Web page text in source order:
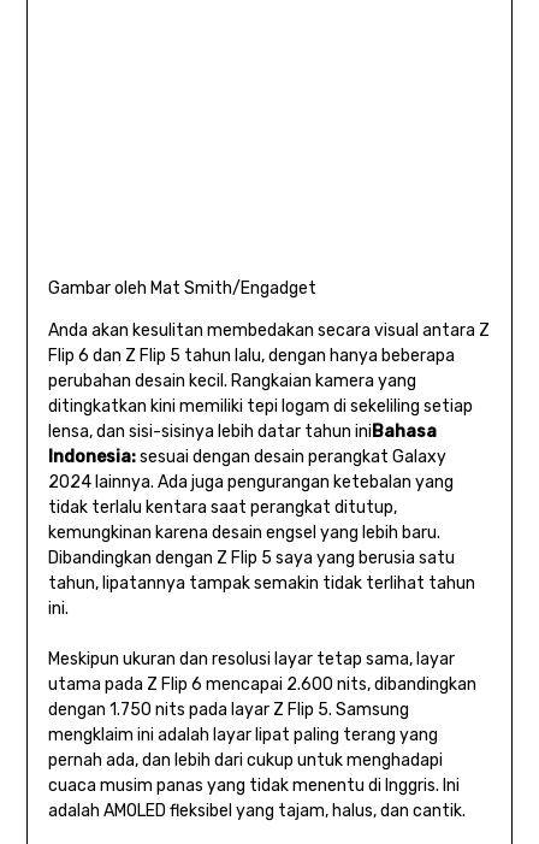
Gambar oleh Mat Smith/Engadget
Anda akan kesulitan membedakan secara visual antara Z
Flip 6 dan Z Flip 5 tahun lalu, dengan hanya beberapa
perubahan desain kecil. Rangkaian kamera yang
ditingkatkan kini memiliki tepi logam di sekeliling setiap
lensa, dan sisi-sisinya lebih datar tahun iniBahasa
Indonesia:sesuai dengan desain perangkat Galaxy
2024 lainnya. Ada juga pengurangan ketebalan yang
tidak terlalu kentara saat perangkat ditutup,
kemungkinan karena desain engsel yang lebih baru.
Dibandingkan dengan Z Flip 5 saya yang berusia satu
tahun, lipatannya tampak semakin tidak terlihat tahun
ini.
Meskipun ukuran dan resolusi layar tetap sama, layar
utama pada Z Flip 6 mencapai 2.600 nits, dibandingkan
dengan 1.750 nits pada layar Z Flip 5. Samsung
mengklaim ini adalah layar lipat paling terang yang
pernah ada, dan lebih dari cukup untuk menghadapi
cuaca musim panas yang tidak menentu di Inggris. Ini
adalah AMOLED fleksibel yang tajam, halus, dan cantik.